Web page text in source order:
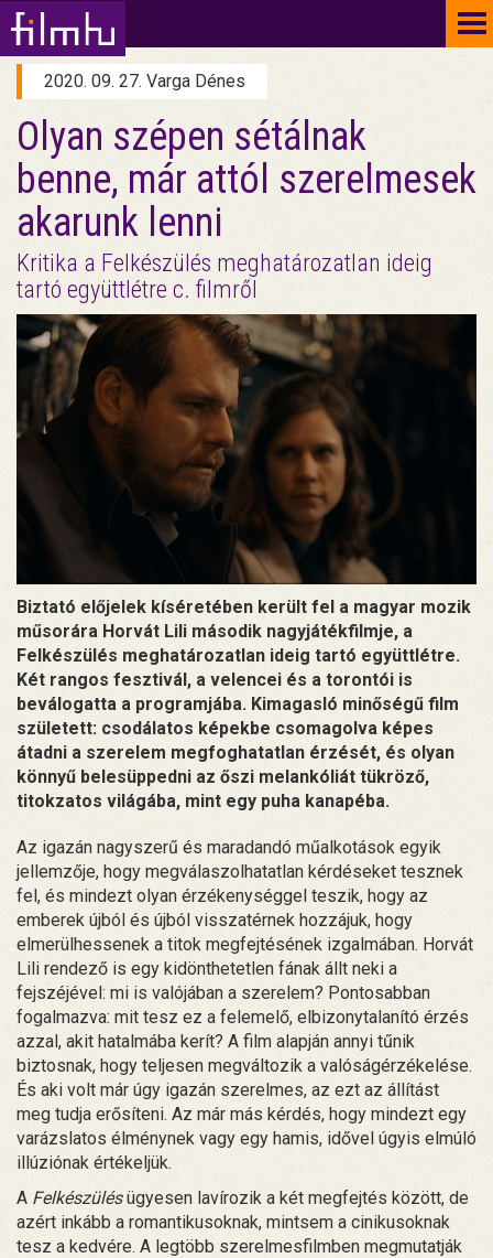
2020. 09. 27. Varga Dénes
Olyan szépen sétálnak
benne, már attól szerelmesek
akarunk lenni
Kritika a Felkészülés meghatározatlan ideig
tartó együttlétre c. filmről
Biztató előjelek kíséretében került fel a magyar mozik
műsorára Horvát Lili második nagyjátékfilmje, a
Felkészülés meghatározatlan ideig tartó együttlétre.
Két rangos fesztivál, a velencei és a torontói is
beválogatta a programjába. Kimagasló minőségű film
született: csodálatos képekbe csomagolva képes
átadni a szerelem megfoghatatlan érzését, és olyan
könnyű belesüppedni az őszi melankóliát tükröző,
titokzatos világába, mint egy puha kanapéba.
Az igazán nagyszerű és maradandó műalkotások egyik
jellemzője, hogy megválaszolhatatlan kérdéseket tesznek
fel, és mindezt olyan érzékenységgel teszik, hogy az
emberek újból és újból visszatérnek hozzájuk, hogy
elmerülhessenek a titok megfejtésének izgalmában. Horvát
Lili rendező is egy kidönthetetlen fának állt neki a
fejszéjével: mi is valójában a szerelem? Pontosabban
fogalmazva: mit tesz ez a felemelő, elbizonytalanító érzés
azzal, akit hatalmába kerít? A film alapján annyi tűnik
biztosnak, hogy teljesen megváltozik a valóságérzékelése.
És aki volt már úgy igazán szerelmes, az ezt az állítást
meg tudja erősíteni. Az már más kérdés, hogy mindezt egy
varázslatos élménynek vagy egy hamis, idővel úgyis elmúló
illúziónak értékeljük.
A Felkészülésügyesen lavírozik a két megfejtés között, de
azért inkább a romantikusoknak, mintsem a cinikusoknak
tesz a kedvére. A legtöbb szerelmesfilmben megmutatják